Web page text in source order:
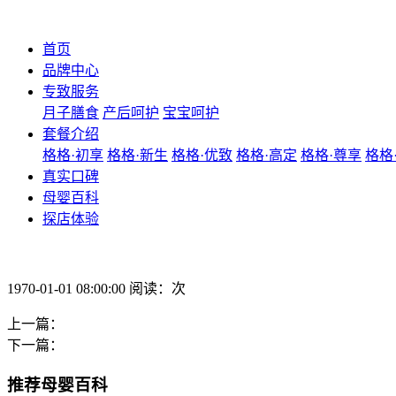
首页
品牌中心
专致服务
月子膳食 产后呵护 宝宝呵护
套餐介绍
格格·初享 格格·新生 格格·优致 格格·高定 格格·尊享 格格
真实口碑
母婴百科
探店体验
1970-01-01 08:00:00 阅读：次
上一篇：
下一篇：
推荐母婴百科